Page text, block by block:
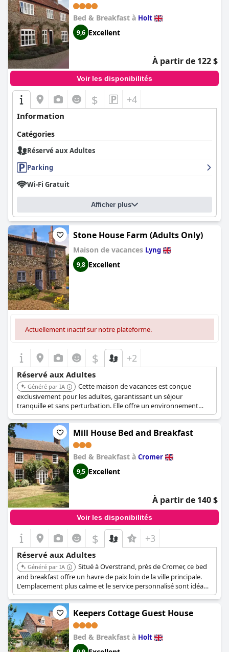
Bed & Breakfast à Holt
9,6 Excellent
À partir de 122 $
Voir les disponibilités
$ +4
Information
Catégories
Réservé aux Adultes
Parking
Wi-Fi Gratuit
Afficher plus
Stone House Farm (Adults Only)
Maison de vacances Lyng
9,8 Excellent
Actuellement inactif sur notre plateforme.
$ +2
Réservé aux Adultes
Généré par IA
Cette maison de vacances est conçue
exclusivement pour les adultes, garantissant un séjour
tranquille et sans perturbation. Elle offre un environnement
serein loin de l'agitation, parfait pour la détente. La propriété
fournit toutes les commodités nécessaires pour une retraite
confortable et paisible.Mill House Bed and Breakfast
Bed & Breakfast à Cromer
9,5 Excellent
À partir de 140 $
Voir les disponibilités
$ +3
Réservé aux Adultes
Généré par IA
Situé à Overstrand, près de Cromer, ce bed
and breakfast offre un havre de paix loin de la ville principale.
L'emplacement plus calme et le service personnalisé sont idéaux
pour les adultes en quête d'une escapade relaxante.
Keepers Cottage Guest House
Bed & Breakfast à Holt